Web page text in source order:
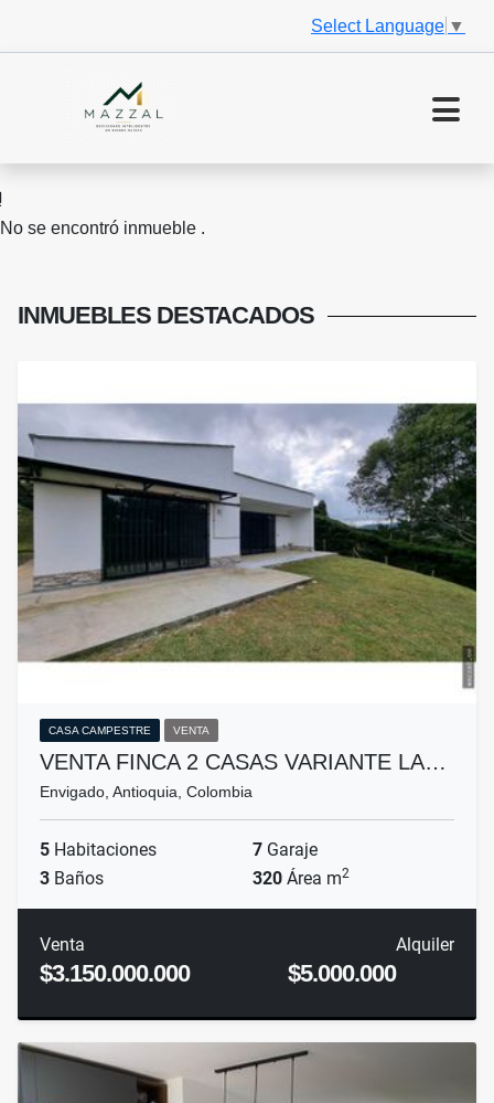
Select Language ▼
No se encontró inmueble .
INMUEBLES DESTACADOS
CASA CAMPESTRE VENTA
VENTA FINCA 2 CASAS VARIANTE LA…
Envigado, Antioquia, Colombia
5 Habitaciones 7 Garaje
3 Baños 320 Área m2
Venta
$3.150.000.000
Alquiler
$5.000.000